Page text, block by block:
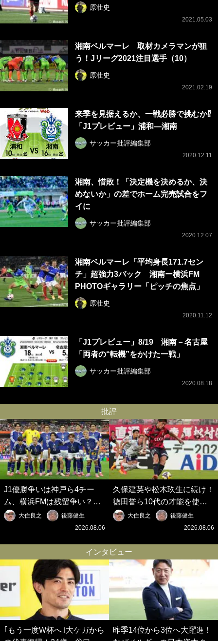
原壮史
2021.05.03
湘南ベルマーレ 取材カメラマンが狙
う！Jリーグ2021注目選手（10）
原壮史
2021.02.19
来季を見据えるか、一戦必勝で挑むか⁉
「J1プレビュー」浦和―湘南
サッカー批評編集部
2020.12.11
湘南、惜敗！「決定機を決めるか、決
めないか」の差でホーム完売試合をフ
イに
サッカー批評編集部
2020.12.07
湘南ベルマーレ「平均身長171.7セン
チ」超強力3バック 湘南ー横浜FM
PHOTOギャラリー「ピッチの焦点」
原壮史
2020.11.12
「J1プレビュー」8/19 湘南－名古屋
「両者の“転機”をかけた一戦」
サッカー批評編集部
2020.08.18
批評
J1優勝争いは神戸ら4チー
ム、横浜FMは残留争い？大
混戦のJ2はRB大宮に注目！
歴代最強の日本代表をJリー
の秋春制｣の大激論】(6)
大住良之
後藤健生
2026.08.06
久保建英や松木玖生に続け！
徳田誉ら10代の才能を使い
切れないJクラブの課題と、
｢0円欧州移籍｣撲滅への処方
春制｣の大激論】(5)
大住良之
後藤健生
2026.08.06
インタビュー
｢もう一度W杯へ｣大ケガから
昨季14位から3位へ大躍進！